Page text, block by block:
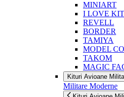
MINIART
I LOVE KIT
REVELL
BORDER
TAMIYA
MODEL
TAKOM
MAGIC
Kituri Avioane
Militare Moderne